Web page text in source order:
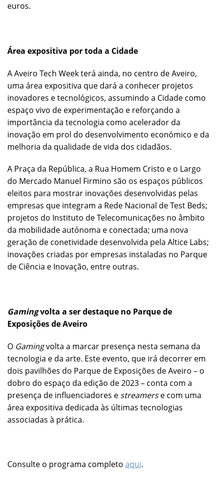
euros.
Área expositiva por toda a Cidade
A Aveiro Tech Week terá ainda, no centro de Aveiro,
uma área expositiva que dará a conhecer projetos
inovadores e tecnológicos, assumindo a Cidade como
espaço vivo de experimentação e reforçando a
importância da tecnologia como acelerador da
inovação em prol do desenvolvimento económico e da
melhoria da qualidade de vida dos cidadãos.
A Praça da República, a Rua Homem Cristo e o Largo
do Mercado Manuel Firmino são os espaços públicos
eleitos para mostrar inovações desenvolvidas pelas
empresas que integram a Rede Nacional de Test Beds;
projetos do Instituto de Telecomunicações no âmbito
da mobilidade autónoma e conectada; uma nova
geração de conetividade desenvolvida pela Altice Labs;
inovações criadas por empresas instaladas no Parque
de Ciência e Inovação, entre outras.
Gamingvolta a ser destaque no Parque de
Exposições de Aveiro
O Gamingvolta a marcar presença nesta semana da
tecnologia e da arte. Este evento, que irá decorrer em
dois pavilhões do Parque de Exposições de Aveiro – o
dobro do espaço da edição de 2023 – conta com a
presença de influenciadores e streamerse com uma
área expositiva dedicada às últimas tecnologias
associadas à prática.
Consulte o programa completo aqui.